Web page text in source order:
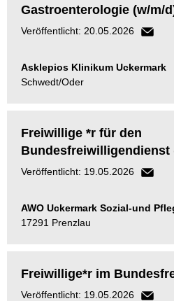
Gastroenterologie (w/m/
Veröffentlicht: 20.05.2026
Asklepios Klinikum Uckermark
Schwedt/Oder
Freiwillige *r für den
Bundesfreiwilligendienst
Veröffentlicht: 19.05.2026
AWO Uckermark Sozial-und
17291 Prenzlau
Freiwillige*r im
Veröffentlicht: 19.05.2026